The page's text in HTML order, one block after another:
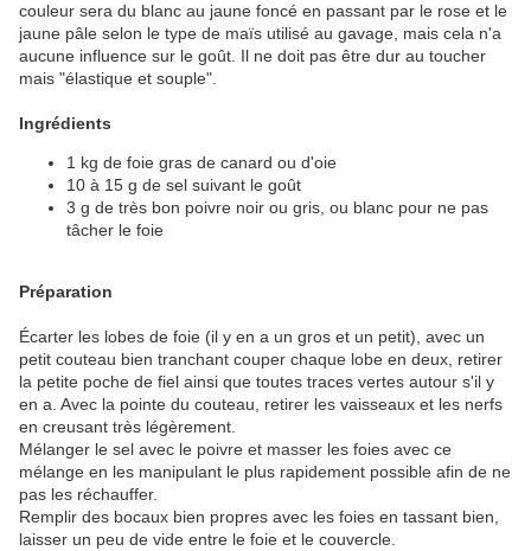
couleur sera du blanc au jaune foncé en passant par le rose et le
jaune pâle selon le type de maïs utilisé au gavage, mais cela n'a
aucune influence sur le goût. Il ne doit pas être dur au toucher
mais "élastique et souple".
Ingrédients
1 kg de foie gras de canard ou d'oie
10 à 15 g de sel suivant le goût
3 g de très bon poivre noir ou gris, ou blanc pour ne pas
tâcher le foie
Préparation
Écarter les lobes de foie (il y en a un gros et un petit), avec un
petit couteau bien tranchant couper chaque lobe en deux, retirer
la petite poche de fiel ainsi que toutes traces vertes autour s'il y
en a. Avec la pointe du couteau, retirer les vaisseaux et les nerfs
en creusant très légèrement.
Mélanger le sel avec le poivre et masser les foies avec ce
mélange en les manipulant le plus rapidement possible afin de ne
pas les réchauffer.
Remplir des bocaux bien propres avec les foies en tassant bien,
laisser un peu de vide entre le foie et le couvercle.